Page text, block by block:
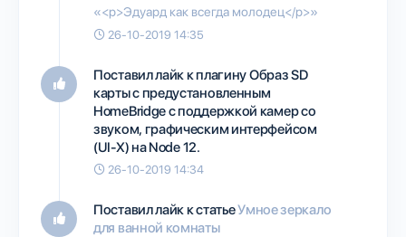
«<p>Эдуард как всегда молодец</p>»
26-10-2019 14:35
Поставил лайк к плагинуОбраз SD
карты с предустановленным
HomeBridge с поддержкой камер со
звуком, графическим интерфейсом
(UI-X) на Node 12.
26-10-2019 14:34
Поставил лайк к статьеУмное зеркало
для ванной комнаты